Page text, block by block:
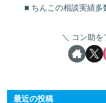
■ ちんこの相談実績多
コン助を
最近の投稿